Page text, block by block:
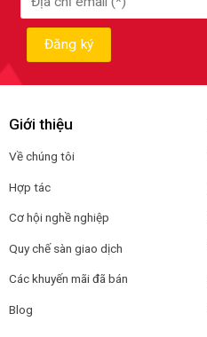
Giới thiệu
Về chúng tôi
Hợp tác
Cơ hội nghề nghiệp
Quy chế sàn giao dịch
Các khuyến mãi đã bán
Blog